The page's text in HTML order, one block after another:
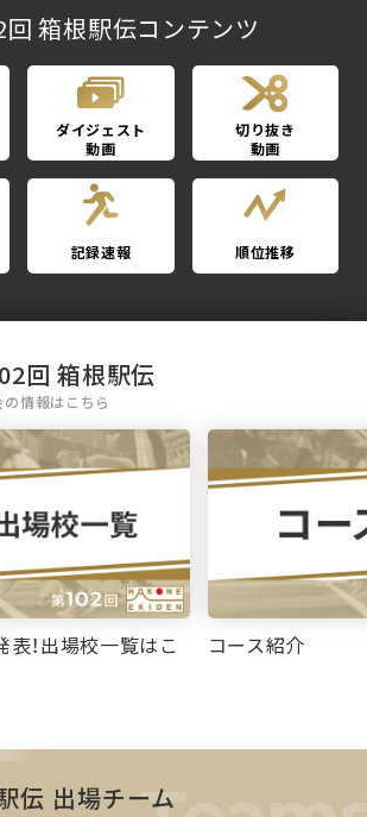
回 箱根駅伝コンテンツ
ダイジェスト
動画
切り抜き
動画
記録速報 順位推移
回 箱根駅伝
情報はこちら
！出場校一覧はこ
コース紹介
伝 出場チーム